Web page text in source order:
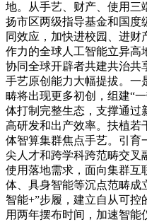
地。从手艺、财产、使用三
扬市区两级指导基金和国度
同效应，加快进校园、进财
作力的全球人工智能立异高
协同全球开辟者共建共治共
手艺原创能力大幅提拔。一
畴将出现更多初创，组建“
体打制完整生态，支撑通过
高研发和出产效率。扶植若
体智算集群焦点手艺。引育
尖人才和跨学科跨范畴交叉
使用落地需求，面向集群互
体、具身智能等沉点范畴成
智能+”步履，建立自从可控
用两年摆布时间，加速智